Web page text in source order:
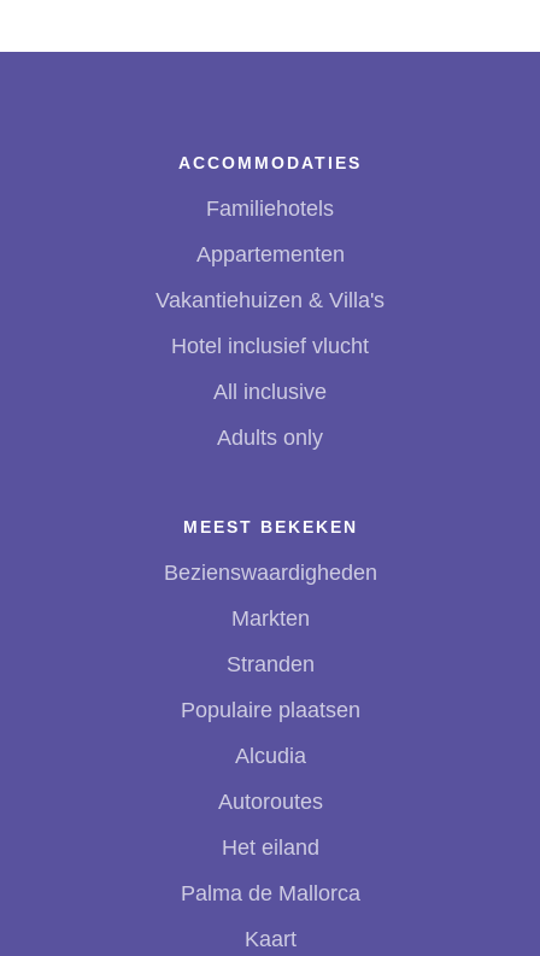
ACCOMMODATIES
Familiehotels
Appartementen
Vakantiehuizen & Villa's
Hotel inclusief vlucht
All inclusive
Adults only
MEEST BEKEKEN
Bezienswaardigheden
Markten
Stranden
Populaire plaatsen
Alcudia
Autoroutes
Het eiland
Palma de Mallorca
Kaart